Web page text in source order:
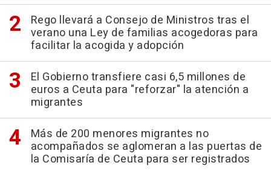
Rego llevará a Consejo de Ministros tras el
verano una Ley de familias acogedoras para
facilitar la acogida y adopción
El Gobierno transfiere casi 6,5 millones de
euros a Ceuta para "reforzar" la atención a
migrantes
Más de 200 menores migrantes no
acompañados se aglomeran a las puertas de
la Comisaría de Ceuta para ser registrados